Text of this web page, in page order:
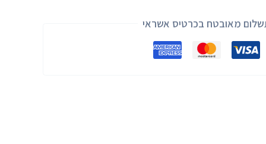
מאובטח בכרטיס אשראי